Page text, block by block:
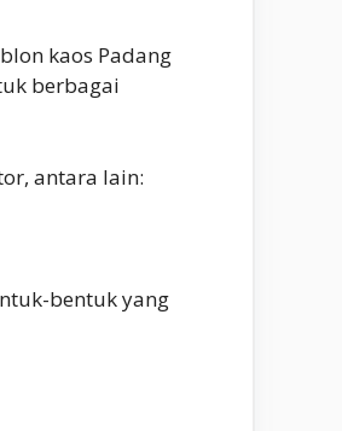
kaos Padang
berbagai
antara lain:
bentuk yang